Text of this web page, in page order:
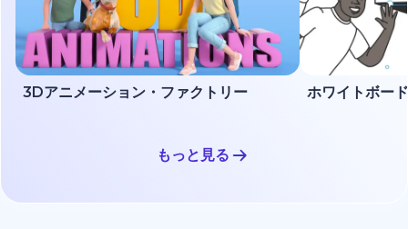
3Dアニメーション・ファクトリー
もっと見る